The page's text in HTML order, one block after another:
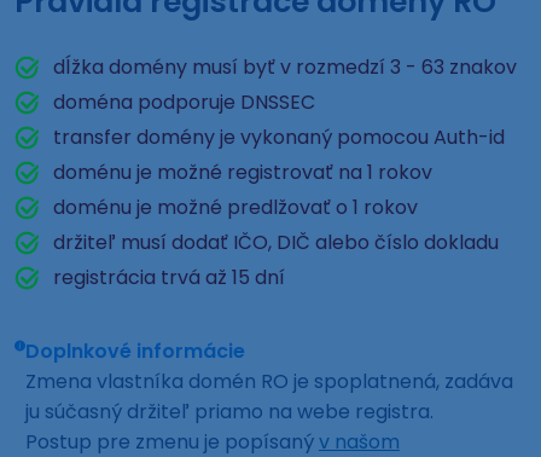
dĺžka domény musí byť v rozmedzí 3 - 63 znakov
doména podporuje DNSSEC
transfer domény je vykonaný pomocou Auth-id
doménu je možné registrovať na 1 rokov
doménu je možné predlžovať o 1 rokov
držiteľ musí dodať IČO, DIČ alebo číslo dokladu
registrácia trvá až 15 dní
Doplnkové informácie
Zmena vlastníka domén RO je spoplatnená, zadáva
ju súčasný držiteľ priamo na webe registra.
Postup pre zmenu je popísanýv našom